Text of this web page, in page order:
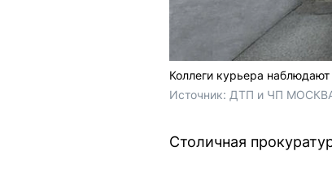
Коллеги курьера
Источник: ДТП и ЧП
Столичная